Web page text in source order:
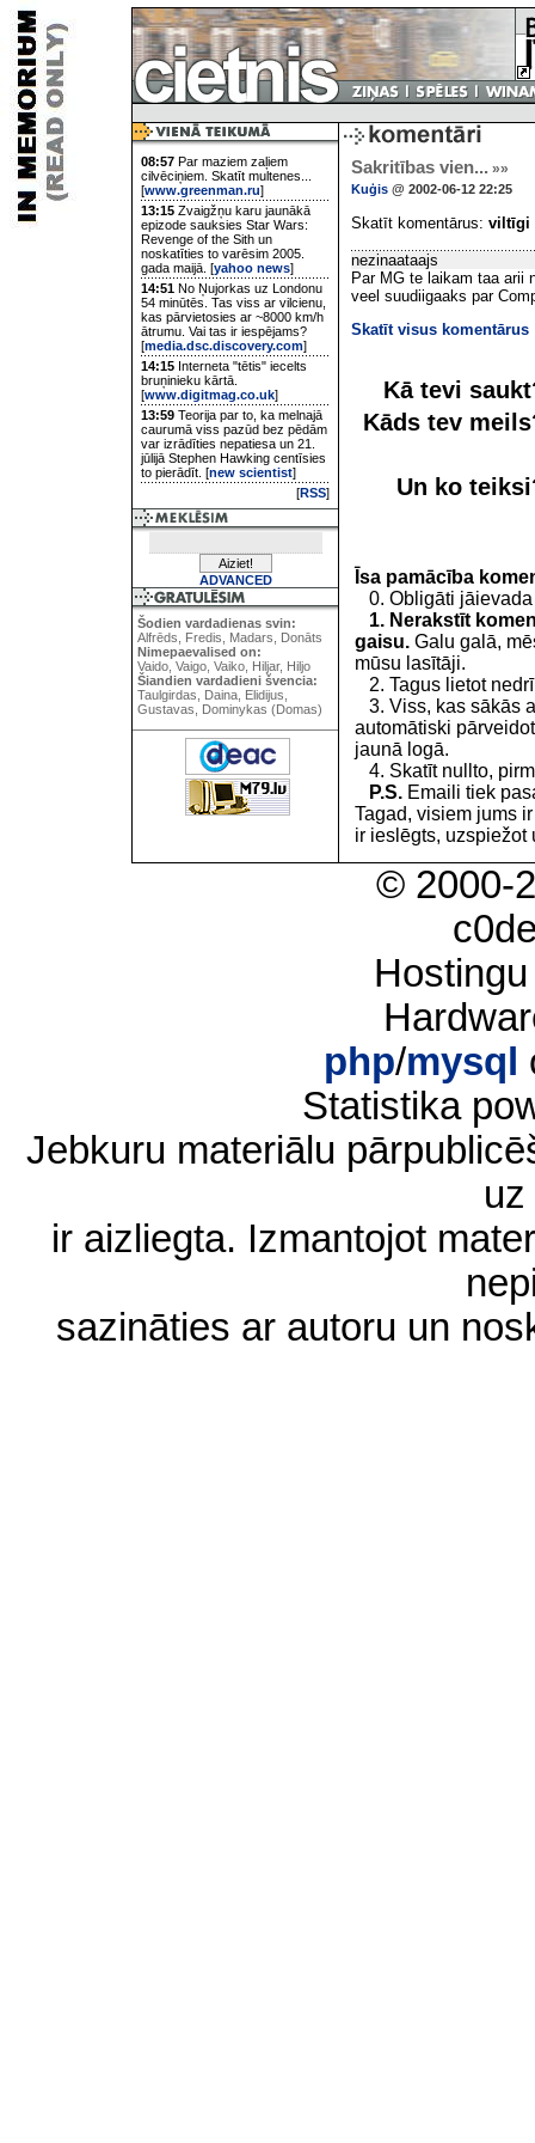
08:57 Par maziem zaļiem
cilvēciņiem. Skatīt multenes...
[www.greenman.ru]
13:15 Zvaigžņu karu jaunākā
epizode sauksies Star Wars:
Revenge of the Sith un
noskatīties to varēsim 2005.
gada maijā. [yahoo news]
14:51 No Ņujorkas uz Londonu
54 minūtēs. Tas viss ar vilcienu,
kas pārvietosies ar ~8000 km/h
ātrumu. Vai tas ir iespējams?
[media.dsc.discovery.com]
14:15 Interneta "tētis" iecelts
bruņinieku kārtā.
[www.digitmag.co.uk]
13:59 Teorija par to, ka melnajā
caurumā viss pazūd bez pēdām
var izrādīties nepatiesa un 21.
jūlijā Stephen Hawking centīsies
to pierādīt. [new scientist]
[RSS]
ADVANCED
Šodien vardadienas svin:
Alfrēds, Fredis, Madars, Donāts
Nimepaevalised on:
Vaido, Vaigo, Vaiko, Hiljar, Hiljo
Šiandien vardadieni švencia:
Taulgirdas, Daina, Elidijus,
Gustavas, Dominykas (Domas)
Sakritības vien... »»
Kuģis @ 2002-06-12 22:25
Skatīt komentārus: viltīgi
nezinaataajs
Par MG te laikam taa arii
veel suudiigaaks par
Skatīt visus komentārus
Kā tevi
Kāds tev
Un ko
Īsa pamācība
0. Obligāti jāievada
1. Nerakstīt
gaisu. Galu galā,
mūsu lasītāji.
2. Tagus lietot
3. Viss, kas sākās
automātiski
jaunā logā.
4. Skatīt nullto,
P.S. Emaili tiek
Tagad, visiem jums
ir ieslēgts, uzspiežot
© 2000-
php/mysql
Statistika
Jebkuru materiālu
ir aizliegta. Izmantojot
sazināties ar autoru un